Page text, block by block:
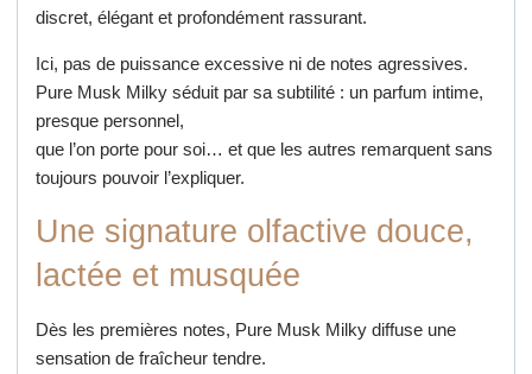
discret, élégant et profondément rassurant.
Ici, pas de puissance excessive ni de notes agressives.
Pure Musk Milky séduit par sa subtilité : un parfum intime,
presque personnel,
que l’on porte pour soi… et que les autres remarquent sans
toujours pouvoir l’expliquer.
Une signature olfactive douce,
lactée et musquée
Dès les premières notes, Pure Musk Milky diffuse une
sensation de fraîcheur tendre.